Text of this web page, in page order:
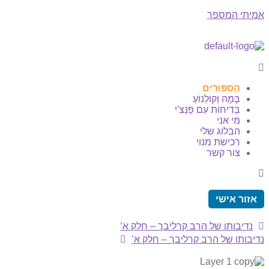
אמיתי המספר
הַסִּפּוּרִים
בָּמָה וְקוֹלְנוֹעַ
בְּדִיחוֹת עִם פַּנְצִ'י
מי אני
הבלוג שלי
רכישת מנוי
צור קשר
אזור אישי
נדיבותו של הרב קרליבך – חלק א’
נדיבותו של הרב קרליבך – חלק א’